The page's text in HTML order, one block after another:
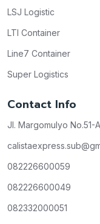
LSJ Logistic
LTI Container
Line7 Container
Super Logistics
Contact Info
Jl. Margomulyo No.51-
082226600059
082226600049
082332000051